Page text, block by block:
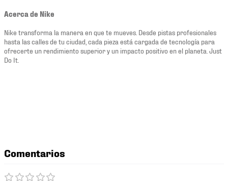
Acerca de Nike
Nike transforma la manera en que te mueves. Desde pistas profesionales
hasta las calles de tu ciudad, cada pieza está cargada de tecnología para
ofrecerte un rendimiento superior y un impacto positivo en el planeta. Just
Do It.
Comentarios